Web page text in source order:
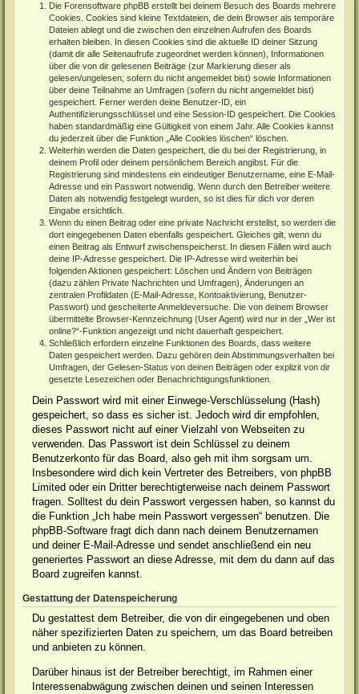
Die Forensoftware phpBB erstellt bei deinem Besuch des Boards mehrere
Cookies. Cookies sind kleine Textdateien, die dein Browser als temporäre
Dateien ablegt und die zwischen den einzelnen Aufrufen des Boards
erhalten bleiben. In diesen Cookies sind die aktuelle ID deiner Sitzung
(damit dir alle Seitenaufrufe zugeordnet werden können), Informationen
über die von dir gelesenen Beiträge (zur Markierung dieser als
gelesen/ungelesen; sofern du nicht angemeldet bist) sowie Informationen
über deine Teilnahme an Umfragen (sofern du nicht angemeldet bist)
gespeichert. Ferner werden deine Benutzer-ID, ein
Authentifizierungsschlüssel und eine Session-ID gespeichert. Die Cookies
haben standardmäßig eine Gültigkeit von einem Jahr. Alle Cookies kannst
du jederzeit über die Funktion „Alle Cookies löschen“ löschen.
Weiterhin werden die Daten gespeichert, die du bei der Registrierung, in
deinem Profil oder deinem persönlichem Bereich angibst. Für die
Registrierung sind mindestens ein eindeutiger Benutzername, eine E-Mail-
Adresse und ein Passwort notwendig. Wenn durch den Betreiber weitere
Daten als notwendig festgelegt wurden, so ist dies für dich vor deren
Eingabe ersichtlich.
Wenn du einen Beitrag oder eine private Nachricht erstellst, so werden die
dort eingegebenen Daten ebenfalls gespeichert. Gleiches gilt, wenn du
einen Beitrag als Entwurf zwischenspeicherst. In diesen Fällen wird auch
deine IP-Adresse gespeichert. Die IP-Adresse wird weiterhin bei
folgenden Aktionen gespeichert: Löschen und Ändern von Beiträgen
(dazu zählen Private Nachrichten und Umfragen), Änderungen an
zentralen Profildaten (E-Mail-Adresse, Kontoaktivierung, Benutzer-
Passwort) und gescheiterte Anmeldeversuche. Die von deinem Browser
übermittelte Browser-Kennzeichnung (User Agent) wird nur in der „Wer ist
online?“-Funktion angezeigt und nicht dauerhaft gespeichert.
Schließlich erfordern einzelne Funktionen des Boards, dass weitere
Daten gespeichert werden. Dazu gehören dein Abstimmungsverhalten bei
Umfragen, der Gelesen-Status von deinen Beiträgen oder explizit von dir
gesetzte Lesezeichen oder Benachrichtigungsfunktionen.
Dein Passwort wird mit einer Einwege-Verschlüsselung (Hash)
gespeichert, so dass es sicher ist. Jedoch wird dir empfohlen,
dieses Passwort nicht auf einer Vielzahl von Webseiten zu
verwenden. Das Passwort ist dein Schlüssel zu deinem
Benutzerkonto für das Board, also geh mit ihm sorgsam um.
Insbesondere wird dich kein Vertreter des Betreibers, von phpBB
Limited oder ein Dritter berechtigterweise nach deinem Passwort
fragen. Solltest du dein Passwort vergessen haben, so kannst du
die Funktion „Ich habe mein Passwort vergessen“ benutzen. Die
phpBB-Software fragt dich dann nach deinem Benutzernamen
und deiner E-Mail-Adresse und sendet anschließend ein neu
generiertes Passwort an diese Adresse, mit dem du dann auf das
Board zugreifen kannst.
Gestattung der Datenspeicherung
Du gestattest dem Betreiber, die von dir eingegebenen und oben
näher spezifizierten Daten zu speichern, um das Board betreiben
und anbieten zu können.
Darüber hinaus ist der Betreiber berechtigt, im Rahmen einer
Interessenabwägung zwischen deinen und seinen Interessen